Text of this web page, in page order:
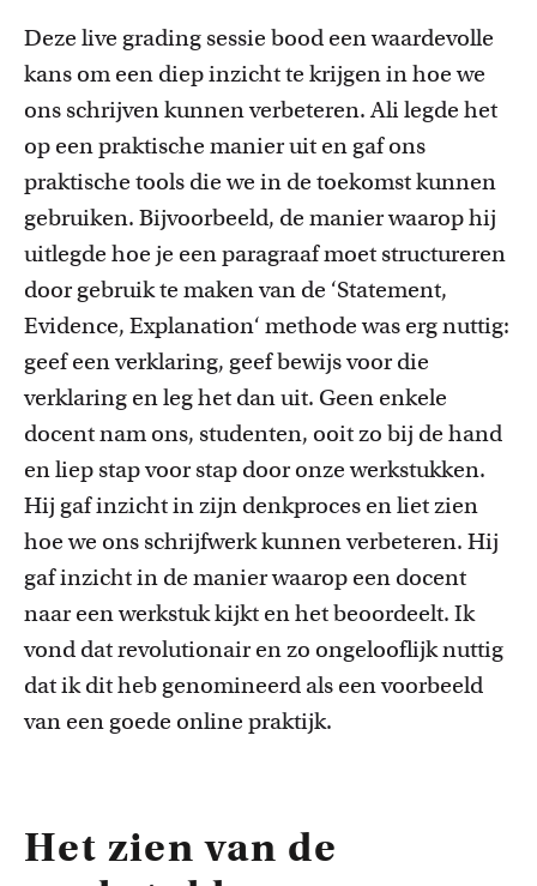
Deze live grading sessie bood eenwaardevolle
kans om een diep inzicht te krijgen in hoe we
ons schrijven kunnen verbeteren. Ali legde het
op een praktische manier uit en gaf ons
praktische tools die we in de toekomst kunnen
gebruiken. Bijvoorbeeld, de manier waarop hij
uitlegde hoe je een paragraaf moet structureren
door gebruik te maken van de ‘Statement,
Evidence, Explanation‘ methode was erg nuttig:
geef een verklaring, geef bewijs voor die
verklaring en leg het dan uit. Geen enkele
docentnam ons, studenten, ooitzo bij de hand
en liep stap voor stap door onze werkstukken.
Hij gaf inzicht in zijn denkproces en liet zien
hoewe ons schrijfwerk kunnenverbeteren. Hij
gaf inzicht in de manier waarop een docent
naar een werkstuk kijkt en het beoordeelt. Ik
vond dat revolutionair en zo ongelooflijk nuttig
dat ik dit heb genomineerd als een voorbeeld
van een goede online praktijk.
Het zien van de